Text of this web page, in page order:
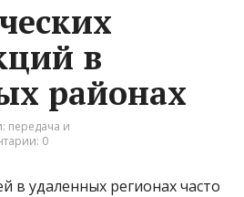
в
районах
передача и
0
в удаленных регионах часто